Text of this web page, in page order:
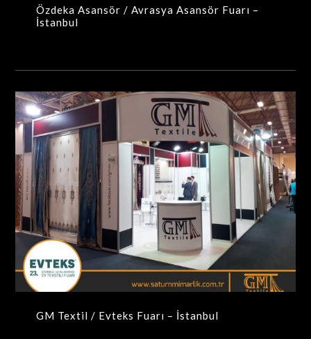
Özdeka Asansör / Avrasya Asansör Fuarı –
İstanbul
GM Textil / Evteks Fuarı – İstanbul
MAXIMA-MODÜLER STANDLAR
GM Textil / Evteks Fuarı – İstanbul